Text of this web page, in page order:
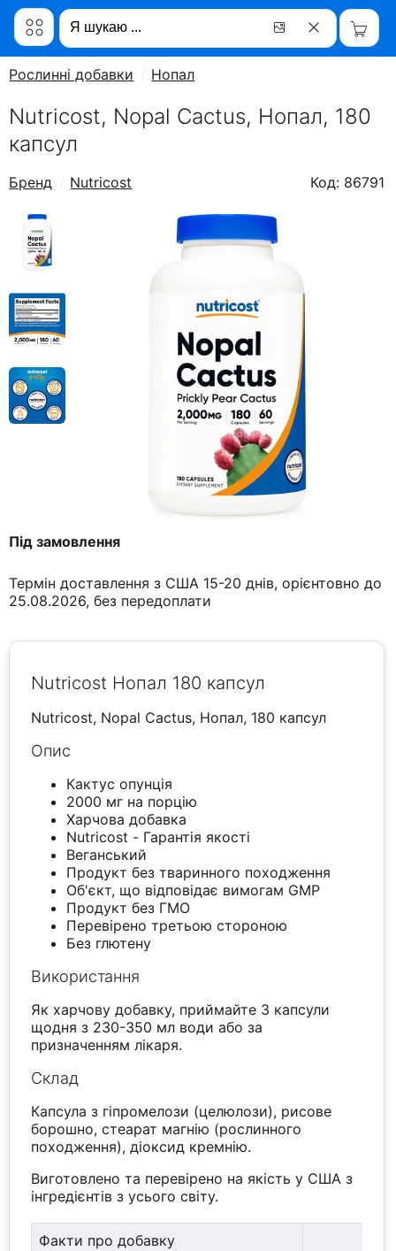
Рослинні добавки Нопал
Nutricost, Nopal Cactus, Нопал, 180
капсул
Бренд Nutricost Код: 86791
Під замовлення
Термін доставлення з США 15-20 днів, орієнтовно до
25.08.2026, без передоплати
Nutricost Нопал 180 капсул
Nutricost, Nopal Cactus, Нопал, 180 капсул
Опис
Кактус опунція
2000 мг на порцію
Харчова добавка
Nutricost - Гарантія якості
Веганський
Продукт без тваринного походження
Об'єкт, що відповідає вимогам GMP
Продукт без ГМО
Перевірено третьою стороною
Без глютену
Використання
Як харчову добавку, приймайте 3 капсули
щодня з 230-350 мл води або за
призначенням лікаря.
Склад
Капсула з гіпромелози (целюлози), рисове
борошно, стеарат магнію (рослинного
походження), діоксид кремнію.
Виготовлено та перевірено на якість у США з
інгредієнтів з усього світу.
Факти про добавку